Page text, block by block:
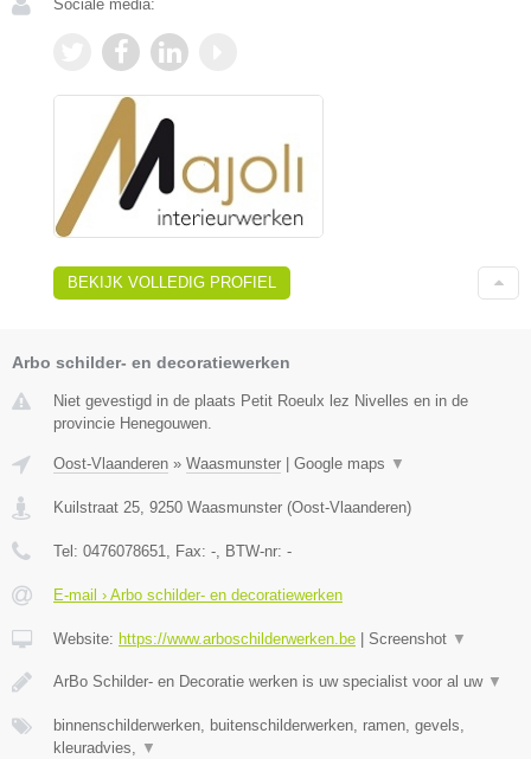
Sociale media:
BEKIJK VOLLEDIG PROFIEL
Arbo schilder- en decoratiewerken
Niet gevestigd in de plaats Petit Roeulx lez Nivelles en in de
provincie Henegouwen.
Oost-Vlaanderen » Waasmunster Google maps ▼
Kuilstraat 25, 9250 Waasmunster (Oost-Vlaanderen)
Tel: 0476078651, Fax: -, BTW-nr: -
E-mail › Arbo schilder- en decoratiewerken
Website: https://www.arboschilderwerken.be Screenshot ▼
ArBo Schilder- en Decoratie werken is uw specialist voor al uw ▼
binnenschilderwerken, buitenschilderwerken, ramen, gevels,
kleuradvies, ▼